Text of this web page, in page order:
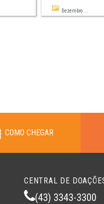
Dezembro ...
COMO CHEGAR
CENTRAL DE
(43) 3343-3300